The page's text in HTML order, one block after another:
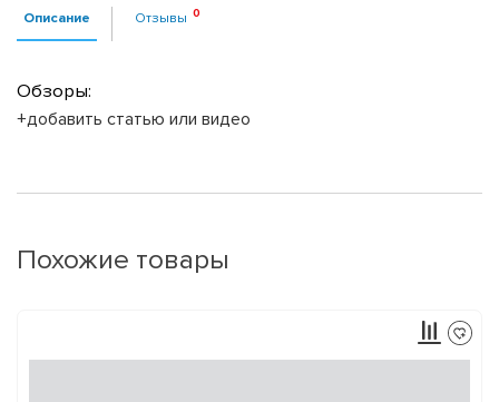
Описание Отзывы
Обзоры:
+добавить статью или видео
Похожие товары